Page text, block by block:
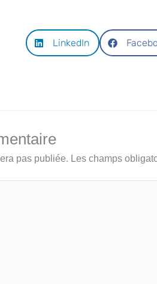
LinkedIn
pas publiée. Les champs